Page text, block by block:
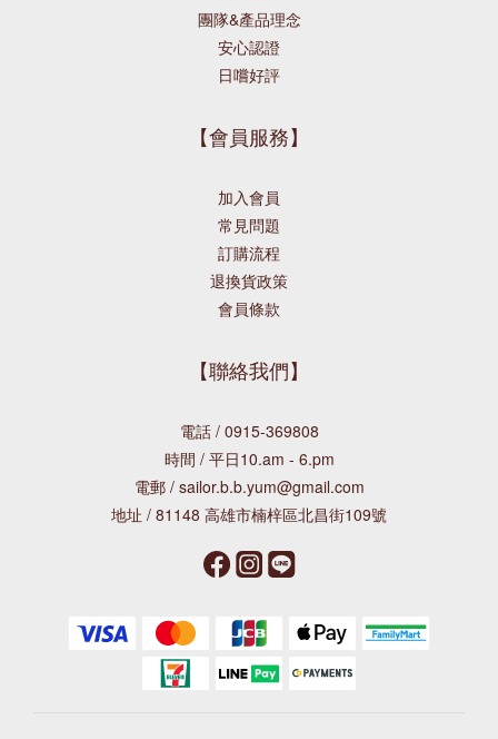
團隊&產品理念
安心認證
日嚐好評
【會員服務】
加入會員
常見問題
訂購流程
退換貨政策
會員條款
【聯絡我們】
電話 / 0915-369808
時間 / 平日10.am - 6.pm
電郵 / sailor.b.b.yum@gmail.com
地址 / 81148 高雄市楠梓區北昌街109號